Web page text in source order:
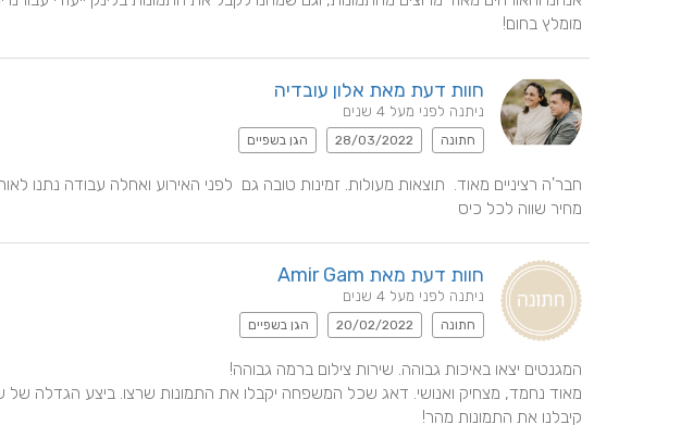
מומלץ בחום!
חוות דעת מאת אלון עובדיה
ניתנה לפני מעל 4 שנים
חתונה 28/03/2022 הגן בשפיים
מחיר שווה לכל כיס
חוות דעת מאת Amir Gam
ניתנה לפני מעל 4 שנים
חתונה 20/02/2022 הגן בשפיים
קיבלנו את התמונות מהר!